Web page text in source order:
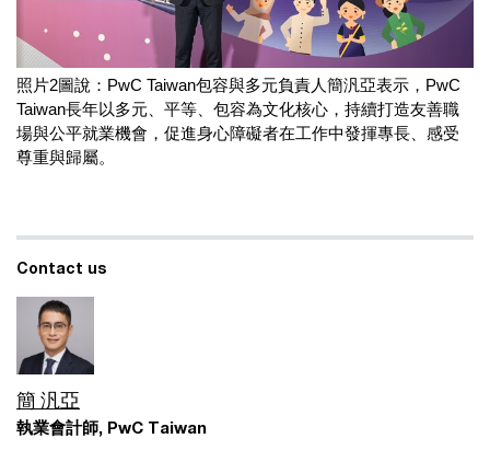
照片2圖說：PwC Taiwan包容與多元負責人簡汎亞表示，PwC
Taiwan長年以多元、平等、包容為文化核心，持續打造友善職
場與公平就業機會，促進身心障礙者在工作中發揮專長、感受
尊重與歸屬。
Contact us
簡 汎亞
執業會計師, PwC Taiwan